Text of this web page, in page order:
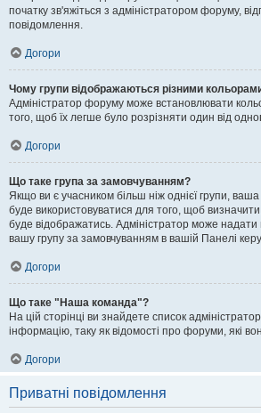
початку зв'яжіться з адміністратором форуму,
повідомлення.
Догори
Чому групи відображаються різними
Адміністратор форуму може встановлювати
того, щоб їх легше було розрізняти один від
Догори
Що таке група за замовчуванням?
Якщо ви є учасником більш ніж однієї групи,
буде використовуватися для того, щоб
буде відображатись. Адміністратор може
вашу групу за замовчуванням в вашій Панелі
Догори
Що таке "Наша команда"?
На цій сторінці ви знайдете список
інформацію, таку як відомості про форуми, які
Догори
Приватні повідомлення